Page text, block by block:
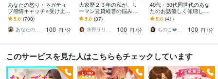
あなたの怒り・ネガティ
ブ感情キャッチ⭐受け止め
ます イライラ❗不満/上司/
愚痴を吐き出せる秘密❤️
の部屋です
5.0 (700)
あなたのサポーター⭐えみ
100 円 /分
大家歴２３年の私が、リ
ーマン賃貸経営の悩み聞
きます 空室/滞納/クレーム
など困りごとを、解決に
向けて一緒に整理！
5.0 (37)
水野サリー✨優しく寄り添う話し相手
100 円 /分
40代・50代同世代のあな
たのお話優しく傾聴しま
す 今すぐ電話相談/更年期/
夫婦関係/介護/不安/愚痴聞
きOK
5.0 (41)
ちのこ❤️ポジティブカウンセラー
100 円 /分
このサービスを見た人はこちらもチェックしています